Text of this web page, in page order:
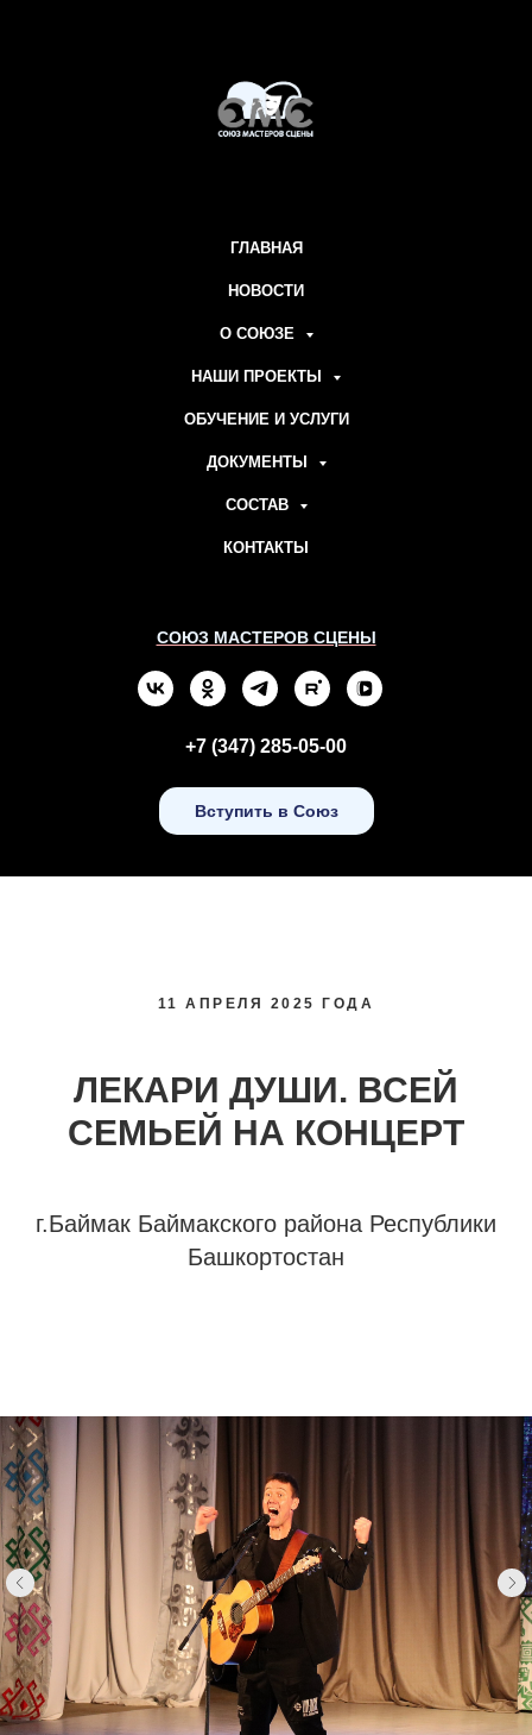
ГЛАВНАЯ
НОВОСТИ
О СОЮЗЕ
НАШИ ПРОЕКТЫ
ОБУЧЕНИЕ И УСЛУГИ
ДОКУМЕНТЫ
СОСТАВ
КОНТАКТЫ
СОЮЗ МАСТЕРОВ СЦЕНЫ
+7 (347) 285-05-00
Вступить в Союз
11 АПРЕЛЯ 2025 ГОДА
ЛЕКАРИ ДУШИ. ВСЕЙ
СЕМЬЕЙ НА КОНЦЕРТ
г.Баймак Баймакского района Республики
Башкортостан